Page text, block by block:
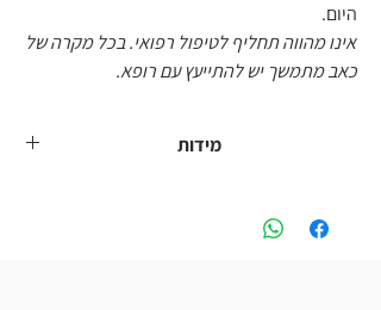
היום.
אינו מהווה תחליף לטיפול רפואי. בכל מקרה של
כאב מתמשך יש להתייעץ עם רופא.
מידות